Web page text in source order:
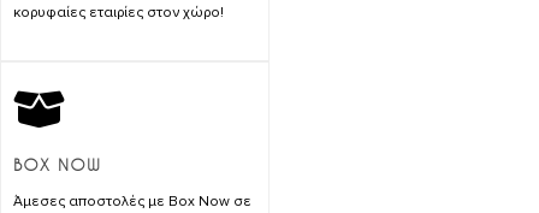
κορυφαίες εταιρίες στον χώρο!
BOX NOW
Άμεσες αποστολές με Box Now σε